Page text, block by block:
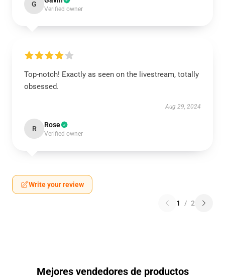
G
Verified owner
Top-notch! Exactly as seen on the livestream, totally
obsessed.
Aug 29, 2024
R Rose
Verified owner
Write your review
1 / 2
Mejores vendedores de productos